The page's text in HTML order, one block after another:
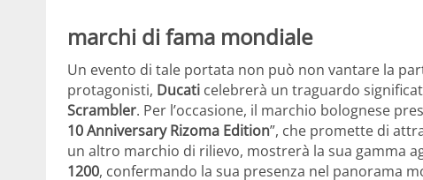
marchi di fama mondiale
Un evento di tale portata non può non vantare la
protagonisti, Ducati celebrerà un traguardo
Scrambler. Per l’occasione, il marchio bolognese
10 Anniversary Rizoma Edition”, che promette di
un altro marchio di rilievo, mostrerà la sua gamma
1200, confermando la sua presenza nel panorama